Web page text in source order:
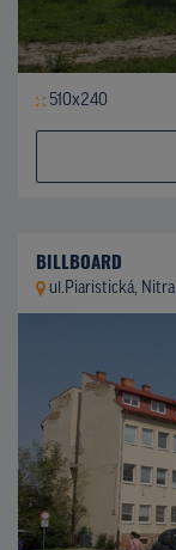
510x240
BILLBOARD
ul.Piaristická, Nitra